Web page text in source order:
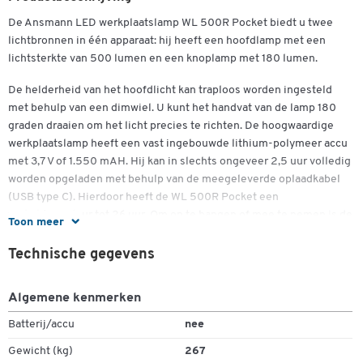
Toon meer
De Ansmann LED werkplaatslamp WL 500R Pocket biedt u twee
lichtbronnen in één apparaat: hij heeft een hoofdlamp met een
lichtsterkte van 500 lumen en een knoplamp met 180 lumen.
De helderheid van het hoofdlicht kan traploos worden ingesteld
met behulp van een dimwiel. U kunt het handvat van de lamp 180
graden draaien om het licht precies te richten. De hoogwaardige
werkplaatslamp heeft een vast ingebouwde lithium-polymeer accu
met 3,7 V of 1.550 mAH. Hij kan in slechts ongeveer 2,5 uur volledig
worden opgeladen met behulp van de meegeleverde oplaadkabel
(USB type C). Hierdoor heeft de WL 500R Pocket een
verlichtingsduur tot 26 uur. Om op te hangen of mee te nemen is de
kan worden en een riemclip. Dankzij de compacte afmetingen van B
Deze zwarte LED werkplaatslamp van Ansmann is bij uitstek
geschikt voor gebruik in moeilijke omstandigheden: Het heeft een
voldoet aan de eisen van beschermingsklasse IP54 en is
Technische gegevens
Algemene kenmerken
Batterij/accu nee
Gewicht (kg) 267
Dubbelklik om in te zoomen